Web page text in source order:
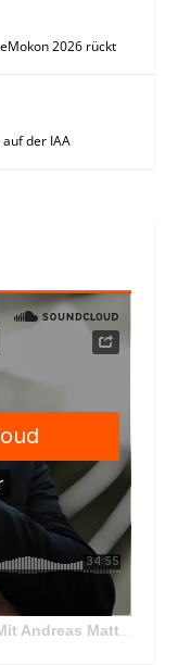
2026 rückt
der IAA
Matthä, CEO der ÖBB Holding